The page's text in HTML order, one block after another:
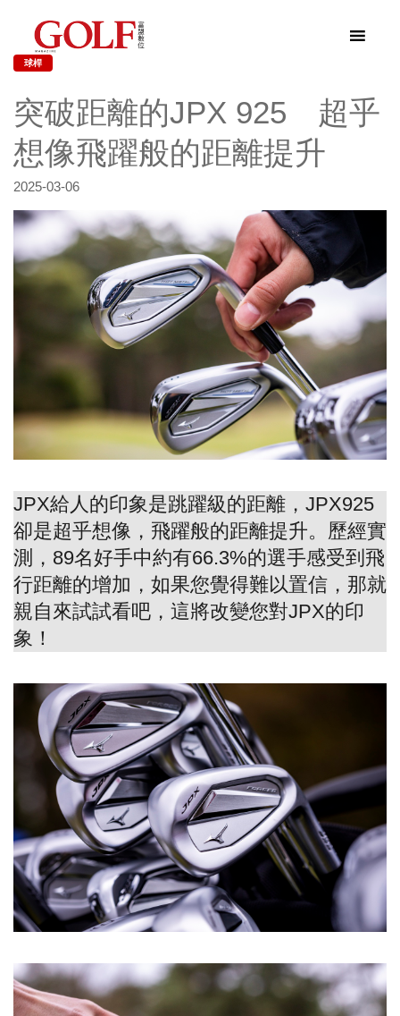
球桿
突破距離的JPX 925 超乎
想像飛躍般的距離提升
2025-03-06
JPX給人的印象是跳躍級的距離，JPX925
卻是超乎想像，飛躍般的距離提升。歷經實
測，89名好手中約有66.3%的選手感受到飛
行距離的增加，如果您覺得難以置信，那就
親自來試試看吧，這將改變您對JPX的印
象！